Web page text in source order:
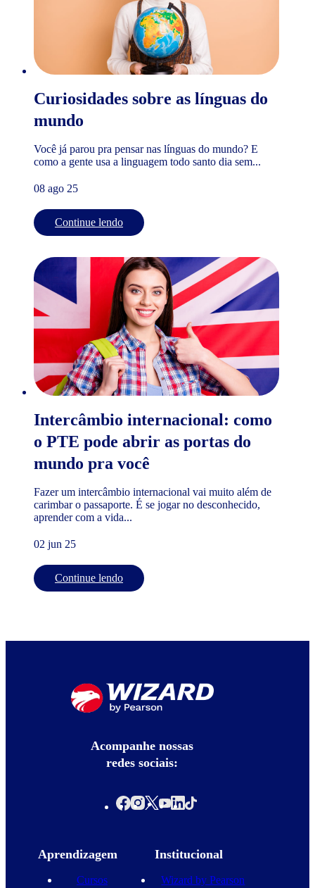
Curiosidades sobre as línguas do
mundo
Você já parou pra pensar nas línguas do mundo? E
como a gente usa a linguagem todo santo dia sem...
08 ago 25
Continue lendo
Intercâmbio internacional: como
o PTE pode abrir as portas do
mundo pra você
Fazer um intercâmbio internacional vai muito além de
carimbar o passaporte. É se jogar no desconhecido,
aprender com a vida...
02 jun 25
Continue lendo
Acompanhe nossas
redes sociais:
Aprendizagem
Cursos
Institucional
Wizard by Pearson